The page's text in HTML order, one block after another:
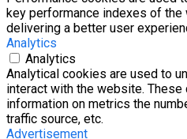
key performance indexes of
delivering a better user
Analytics
Analytics
Analytical cookies are used to
interact with the website.
information on metrics the
traffic source, etc.
Advertisement